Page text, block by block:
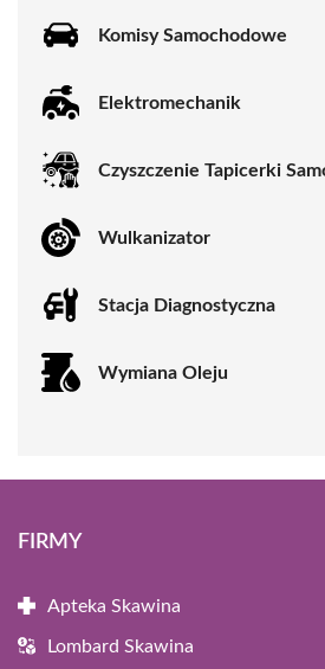
Komisy Samochodowe
Elektromechanik
Czyszczenie Tapicerki
Wulkanizator
Stacja Diagnostyczna
Wymiana Oleju
FIRMY
Apteka Skawina
Lombard Skawina